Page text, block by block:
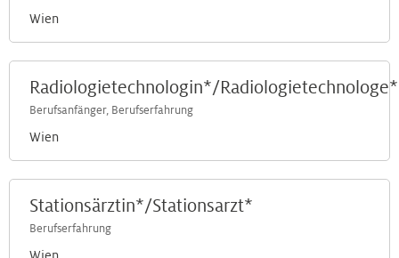
Wien
Radiologietechnologin*/Radiologietechnologe*
Berufsanfänger, Berufserfahrung
Wien
Stationsärztin*/Stationsarzt*
Berufserfahrung